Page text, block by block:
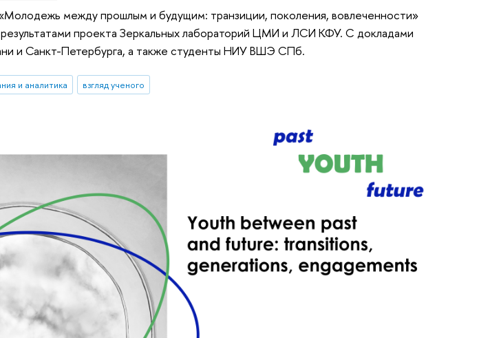
между прошлым и будущим: транзиции, поколения, вовлеченности»
проекта Зеркальных лабораторий ЦМИ и ЛСИ КФУ. С докладами
и Санкт-Петербурга, а также студенты НИУ ВШЭ СПб.
и аналитика взгляд ученого